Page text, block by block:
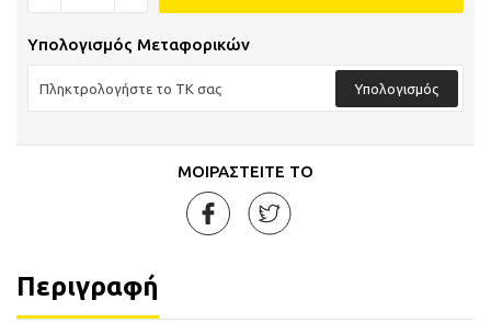
Υπολογισμός Μεταφορικών
Υπολογισμός
ΜΟΙΡΑΣΤΕΙΤΕ ΤΟ
Περιγραφή